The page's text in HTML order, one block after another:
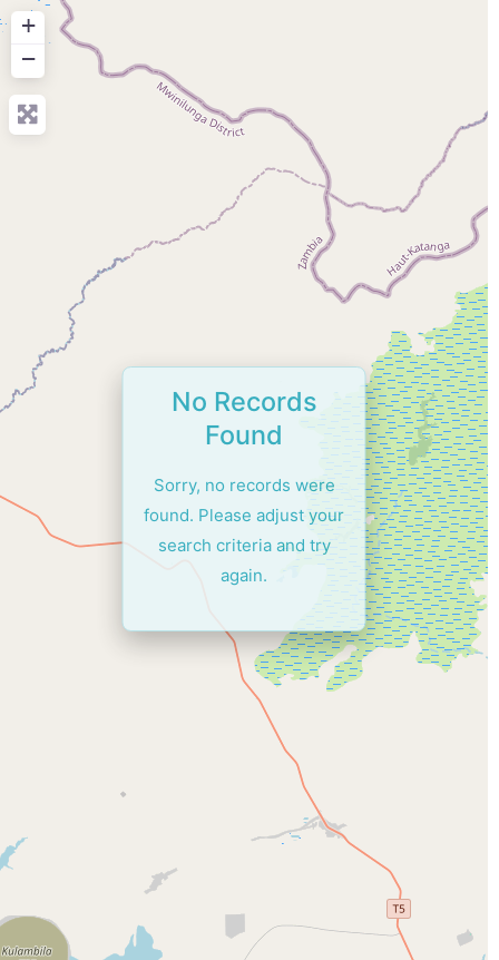
+
−
No Records
Found
Sorry, no records were
found. Please adjust your
search criteria and try
again.